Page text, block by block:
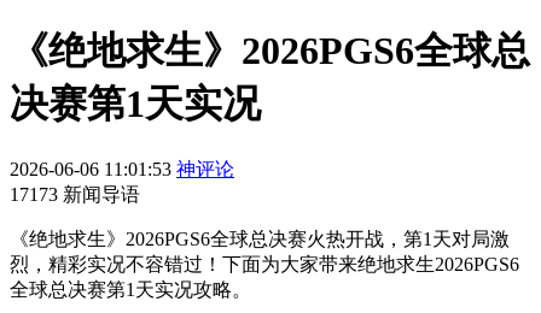
《绝地求生》2026PGS6全球总
决赛第1天实况
2026-06-06 11:01:53 神评论
17173 新闻导语
《绝地求生》2026PGS6全球总决赛火热开战，第1天对局激
烈，精彩实况不容错过！下面为大家带来绝地求生2026PGS6
全球总决赛第1天实况攻略。